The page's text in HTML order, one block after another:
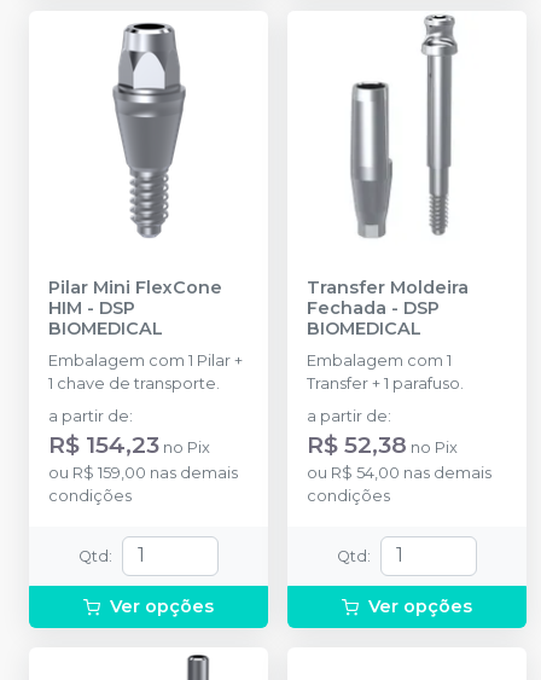
Pilar Mini FlexCone
HIM - DSP
BIOMEDICAL
Embalagem com 1 Pilar +
1 chave de transporte.
a partir de:
R$ 154,23 no Pix
ou R$ 159,00 nas demais
condições
Qtd :
Ver opções
Transfer Moldeira
Fechada - DSP
BIOMEDICAL
Embalagem com 1
Transfer + 1 parafuso.
a partir de:
R$ 52,38 no Pix
ou R$ 54,00 nas demais
condições
Qtd :
Ver opções